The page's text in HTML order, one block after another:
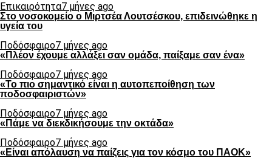
Επικαιρότητα7 μήνες ago
Στο νοσοκομείο ο Μιρτσέα Λουτσέσκου, επιδεινώθηκε η
υγεία του
Ποδόσφαιρο7 μήνες ago
«Πλέον έχουμε αλλάξει σαν ομάδα, παίξαμε σαν ένα»
Ποδόσφαιρο7 μήνες ago
«Το πιο σημαντικό είναι η αυτοπεποίθηση των
ποδοσφαιριστών»
Ποδόσφαιρο7 μήνες ago
«Πάμε να διεκδικήσουμε την οκτάδα»
Ποδόσφαιρο7 μήνες ago
«Είναι απόλαυση να παίζεις για τον κόσμο του ΠΑΟΚ»